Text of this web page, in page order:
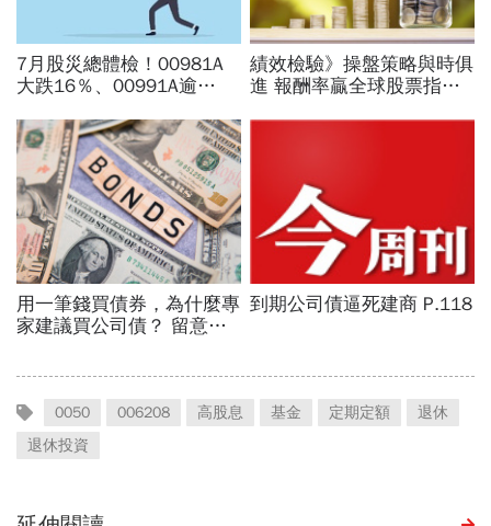
0050 006208 高股息 基金 定期定額
退休
退休投資